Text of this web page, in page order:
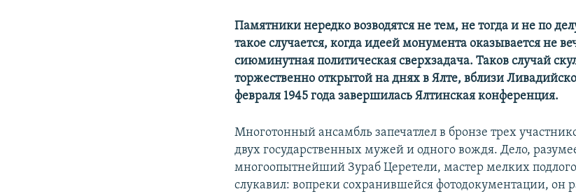
Памятники нередко возводятся не тем, не тогда и не по
такое случается, когда идеей монумента оказывается не
сиюминутная политическая сверхзадача. Таков случай
торжественно открытой на днях в Ялте, вблизи
февраля 1945 года завершилась Ялтинская конференция.
Многотонный ансамбль запечатлел в бронзе трех
двух государственных мужей и одного вождя. Дело,
многоопытнейший Зураб Церетели, мастер мелких
слукавил: вопреки сохранившейся фотодокументации, он